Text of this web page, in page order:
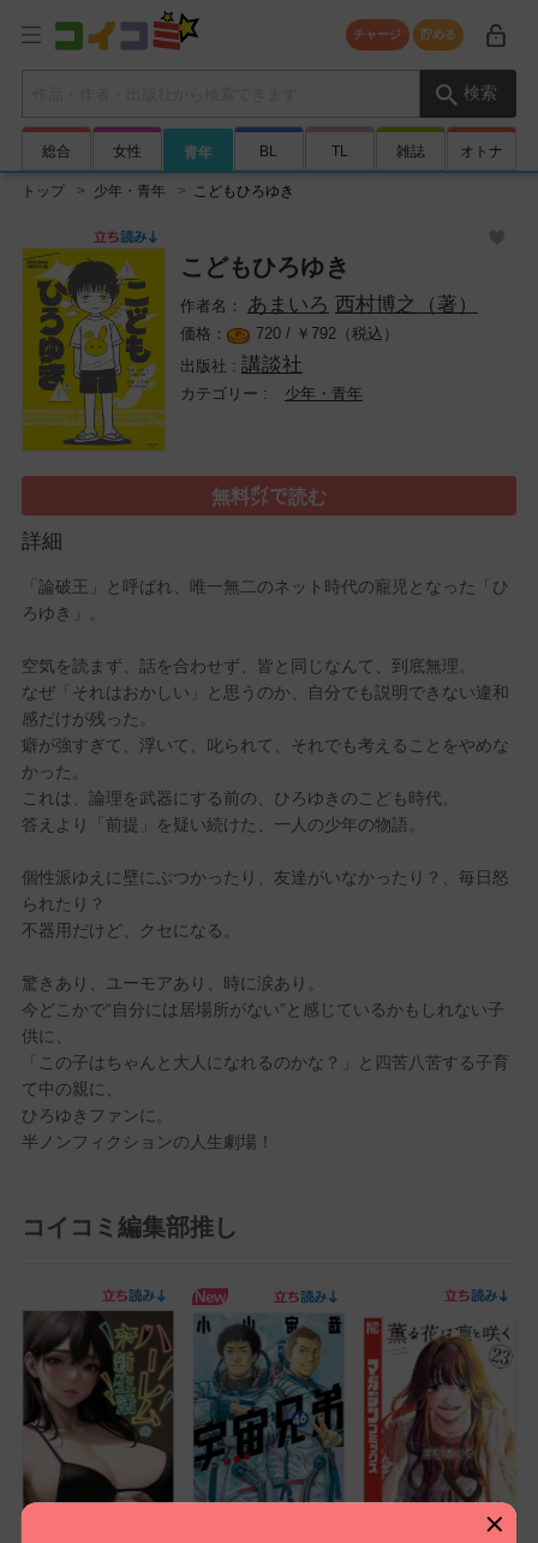
チャージ 貯める
検索
総合 女性 青年 BL TL 雑誌 オトナ
トップ 少年・青年 こどもひろゆき
こどもひろゆき
あまいろ 西村博之（著）
720 / ￥ 792（税込）
講談社
少年・青年
無料㌽で読む
詳細
「論破王」と呼ばれ、唯一無二のネット時代の寵児となった「ひ
ろゆき」。
空気を読まず、話を合わせず、皆と同じなんて、到底無理。
なぜ「それはおかしい」と思うのか、自分でも説明できない違和
感だけが残った。
癖が強すぎて、浮いて、叱られて、それでも考えることをやめな
かった。
これは、論理を武器にする前の、ひろゆきのこども時代。
答えより「前提」を疑い続けた、一人の少年の物語。
個性派ゆえに壁にぶつかったり、友達がいなかったり？、毎日怒
られたり？
不器用だけど、クセになる。
驚きあり、ユーモアあり、時に涙あり。
今どこかで“自分には居場所がない”と感じているかもしれない子
供に、
「この子はちゃんと大人になれるのかな？」と四苦八苦する子育
て中の親に、
ひろゆきファンに。
半ノンフィクションの人生劇場！
コイコミ編集部推し